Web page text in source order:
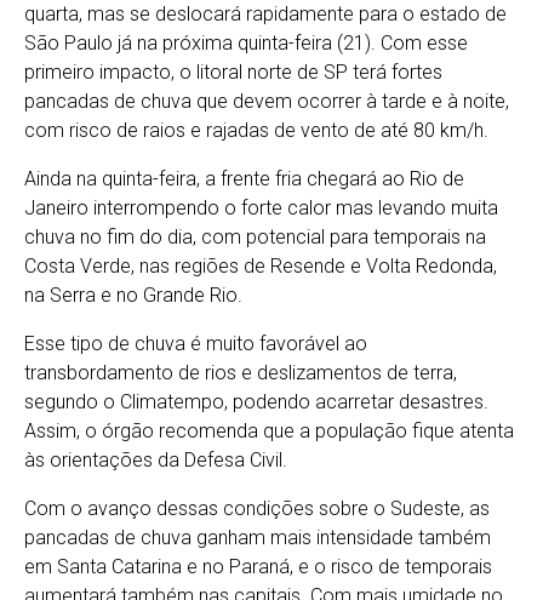
quarta, mas se deslocará rapidamente para o estado de
São Paulo já na próxima quinta-feira (21). Com esse
primeiro impacto, o litoral norte de SP terá fortes
pancadas de chuva que devem ocorrer à tarde e à noite,
com risco de raios e rajadas de vento de até 80 km/h.
Ainda na quinta-feira, a frente fria chegará ao Rio de
Janeiro interrompendo o forte calor mas levando muita
chuva no fim do dia, com potencial para temporais na
Costa Verde, nas regiões de Resende e Volta Redonda,
na Serra e no Grande Rio.
Esse tipo de chuva é muito favorável ao
transbordamento de rios e deslizamentos de terra,
segundo o Climatempo, podendo acarretar desastres.
Assim, o órgão recomenda que a população fique atenta
às orientações da Defesa Civil.
Com o avanço dessas condições sobre o Sudeste, as
pancadas de chuva ganham mais intensidade também
em Santa Catarina e no Paraná, e o risco de temporais